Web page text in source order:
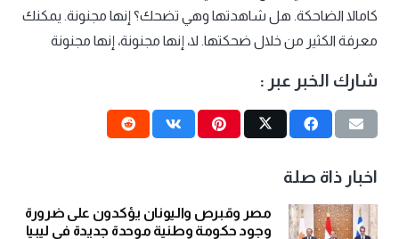
كامالا الضاحكة. هل شاهدتها وهي تضحك؟ إنها مجنونة. يمكنك
معرفة الكثير من خلال ضحكتها. لا، إنها مجنونة، إنها مجنونة
شارك الخبر عبر :
اخبار ذاة صلة
مصر وقبرص واليونان يؤكدون على ضرورة
وجود حكومة وطنية موحدة جديدة في ليبيا